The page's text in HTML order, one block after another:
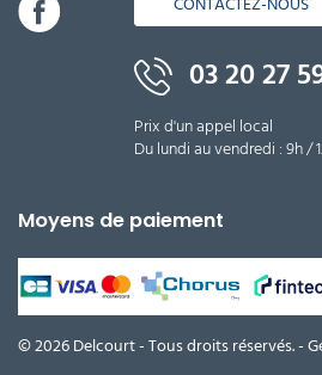
03 20 27
Prix d'un appel local
Du lundi au vendredi : 9h /
Moyens de paiement
© 2026 Delcourt - Tous droits réservés. -